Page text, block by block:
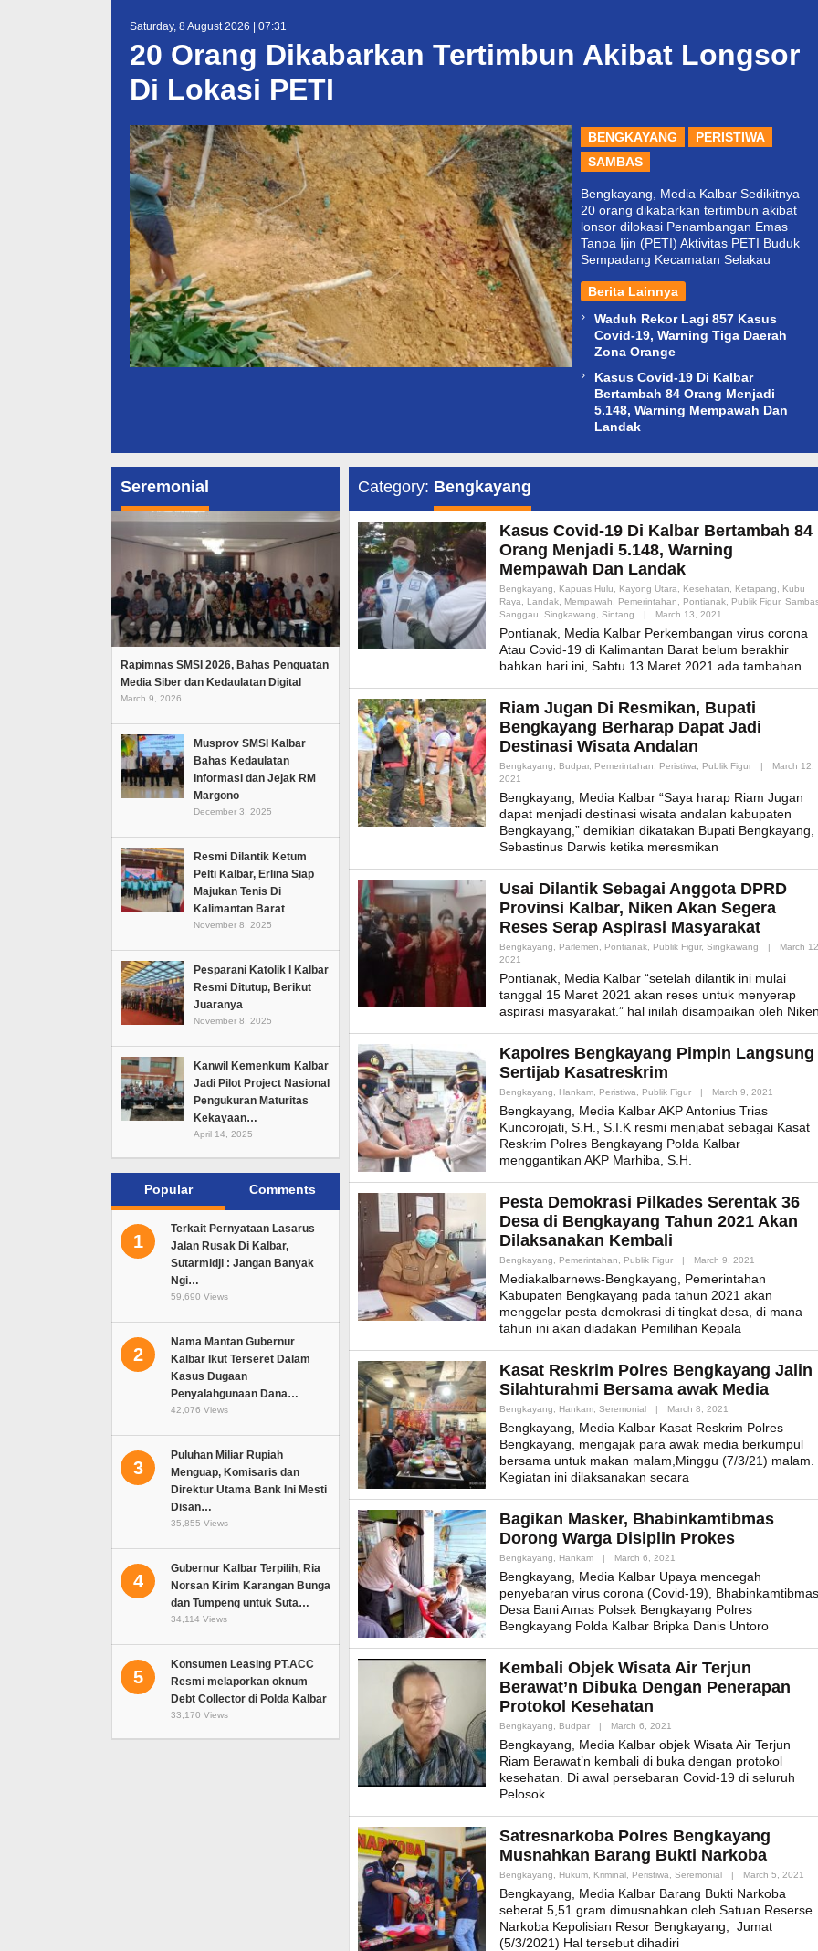
Saturday, 8 August 2026 | 07:31
20 Orang Dikabarkan Tertimbun Akibat Longsor
Di Lokasi PETI
BENGKAYANG
PERISTIWA
SAMBAS
Bengkayang, Media Kalbar Sedikitnya
20 orang dikabarkan tertimbun akibat
lonsor dilokasi Penambangan Emas
Tanpa Ijin (PETI) Aktivitas PETI Buduk
Sempadang Kecamatan Selakau
Berita Lainnya
Waduh Rekor Lagi 857 Kasus
Covid-19, Warning Tiga Daerah
Zona Orange
Kasus Covid-19 Di Kalbar
Bertambah 84 Orang Menjadi
5.148, Warning Mempawah Dan
Landak
Seremonial
Rapimnas SMSI 2026, Bahas Penguatan
Media Siber dan Kedaulatan Digital
March 9, 2026
Musprov SMSI Kalbar
Bahas Kedaulatan
Informasi dan Jejak RM
Margono
December 3, 2025
Resmi Dilantik Ketum
Pelti Kalbar, Erlina Siap
Majukan Tenis Di
Kalimantan Barat
November 8, 2025
Pesparani Katolik I Kalbar
Resmi Ditutup, Berikut
Juaranya
November 8, 2025
Kanwil Kemenkum Kalbar
Jadi Pilot Project Nasional
Pengukuran Maturitas
Kekayaan…
April 14, 2025
Popular Comments
1
Terkait Pernyataan Lasarus
Jalan Rusak Di Kalbar,
Sutarmidji : Jangan Banyak
Ngi…
59,690 Views
2
Nama Mantan Gubernur
Kalbar Ikut Terseret Dalam
Kasus Dugaan
Penyalahgunaan Dana…
42,076 Views
3
Puluhan Miliar Rupiah
Menguap, Komisaris dan
Direktur Utama Bank Ini Mesti
Disan…
35,855 Views
4
Gubernur Kalbar Terpilih, Ria
Norsan Kirim Karangan Bunga
dan Tumpeng untuk Suta…
34,114 Views
5
Konsumen Leasing PT.ACC
Resmi melaporkan oknum
Debt Collector di Polda Kalbar
33,170 Views
Category: Bengkayang
Kasus Covid-19 Di Kalbar Bertambah 84
Orang Menjadi 5.148, Warning
Mempawah Dan Landak
Bengkayang, Kapuas Hulu, Kayong Utara, Kesehatan, Ketapang, Kubu
Raya, Landak, Mempawah, Pemerintahan, Pontianak, Publik Figur,
Sanggau, Singkawang, Sintang | March 13, 2021
Pontianak, Media Kalbar Perkembangan virus corona
Atau Covid-19 di Kalimantan Barat belum berakhir
bahkan hari ini, Sabtu 13 Maret 2021 ada tambahan
Riam Jugan Di Resmikan, Bupati
Bengkayang Berharap Dapat Jadi
Destinasi Wisata Andalan
Bengkayang, Budpar, Pemerintahan, Peristiwa, Publik Figur |
March 12,
2021
Bengkayang, Media Kalbar “Saya harap Riam Jugan
dapat menjadi destinasi wisata andalan kabupaten
Bengkayang,” demikian dikatakan Bupati Bengkayang,
Sebastinus Darwis ketika meresmikan
Usai Dilantik Sebagai Anggota DPRD
Provinsi Kalbar, Niken Akan Segera
Reses Serap Aspirasi Masyarakat
Bengkayang, Parlemen, Pontianak, Publik Figur, Singkawang |
March
2021
Pontianak, Media Kalbar “setelah dilantik ini mulai
tanggal 15 Maret 2021 akan reses untuk menyerap
aspirasi masyarakat.” hal inilah disampaikan oleh
Kapolres Bengkayang Pimpin Langsung
Sertijab Kasatreskrim
Bengkayang, Hankam, Peristiwa, Publik Figur | March 9, 2021
Bengkayang, Media Kalbar AKP Antonius Trias
Kuncorojati, S.H., S.I.K resmi menjabat sebagai Kasat
Reskrim Polres Bengkayang Polda Kalbar
menggantikan AKP Marhiba, S.H.
Pesta Demokrasi Pilkades Serentak 36
Desa di Bengkayang Tahun 2021 Akan
Dilaksanakan Kembali
Bengkayang, Pemerintahan, Publik Figur | March 9, 2021
Mediakalbarnews-Bengkayang, Pemerintahan
Kabupaten Bengkayang pada tahun 2021 akan
menggelar pesta demokrasi di tingkat desa, di mana
tahun ini akan diadakan Pemilihan Kepala
Kasat Reskrim Polres Bengkayang Jalin
Silahturahmi Bersama awak Media
Bengkayang, Hankam, Seremonial | March 8, 2021
Bengkayang, Media Kalbar Kasat Reskrim Polres
Bengkayang, mengajak para awak media berkumpul
bersama untuk makan malam,Minggu (7/3/21) malam.
Kegiatan ini dilaksanakan secara
Bagikan Masker, Bhabinkamtibmas
Dorong Warga Disiplin Prokes
Bengkayang, Hankam | March 6, 2021
Bengkayang, Media Kalbar Upaya mencegah
penyebaran virus corona (Covid-19), Bhabinkamtibmas
Desa Bani Amas Polsek Bengkayang Polres
Bengkayang Polda Kalbar Bripka Danis Untoro
Kembali Objek Wisata Air Terjun
Berawat’n Dibuka Dengan Penerapan
Protokol Kesehatan
Bengkayang, Budpar | March 6, 2021
Bengkayang, Media Kalbar objek Wisata Air Terjun
Riam Berawat’n kembali di buka dengan protokol
kesehatan. Di awal persebaran Covid-19 di seluruh
Pelosok
Satresnarkoba Polres Bengkayang
Musnahkan Barang Bukti Narkoba
Bengkayang, Hukum, Kriminal, Peristiwa, Seremonial | March 5, 2021
Bengkayang, Media Kalbar Barang Bukti Narkoba
seberat 5,51 gram dimusnahkan oleh Satuan Reserse
Narkoba Kepolisian Resor Bengkayang, Jumat
(5/3/2021) Hal tersebut dihadiri